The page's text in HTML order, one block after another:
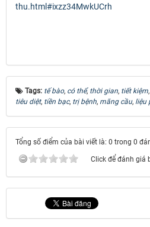
thu.html#ixzz34MwkUCrh
Tags: tế bào, có thể, thời gian, tiết kiệm,
tiêu diệt, tiền bạc, trị bệnh, mãng cầu, liệu
Tổng số điểm của bài viết là: 0 trong 0
Click để đánh giá